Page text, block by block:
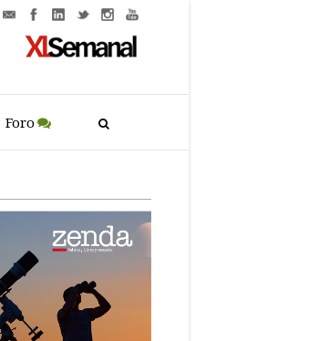
Foro